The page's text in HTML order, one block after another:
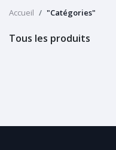
Accueil "Catégories"
Tous les produits